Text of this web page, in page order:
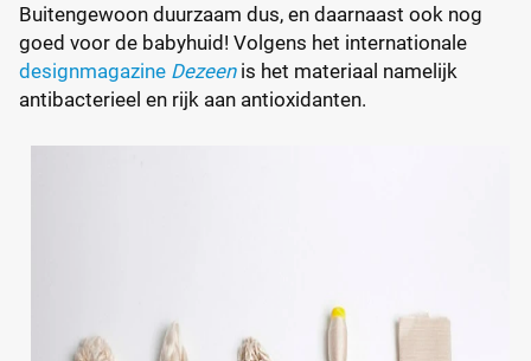
Buitengewoon duurzaam dus, en daarnaast ook nog
goed voor de babyhuid! Volgens het internationale
designmagazine Dezeenis het materiaal namelijk
antibacterieel en rijk aan antioxidanten.